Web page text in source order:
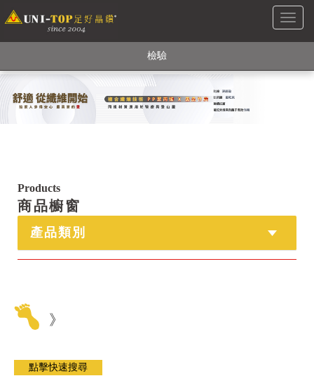
Toggle
銅銀鍺元素融合紗線，長效抗菌除臭! 全程MIT製造，通過多項國際
檢驗
【快來點我】H型銅銀纖維長效PP能量護膝! 支撐. 包覆感. 超透氣.
循環好
Products
商品櫥窗
產品類別
》